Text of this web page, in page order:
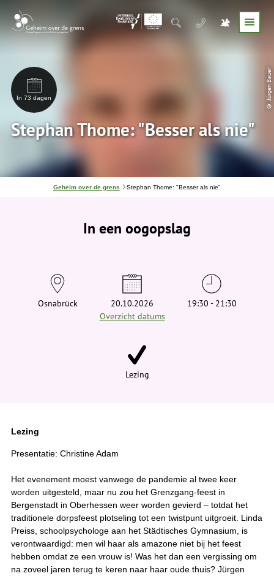
© Jürgen Bauer
In 73 dagen
Stephan Thome: "Besser als nie"
J
e
h
e
Geheim over de grens Stephan Thome: "Besser als nie"
In een oogopslag
Osnabrück
20.10.2026
Overzicht datums
19:30 - 21:30
Lezing
Lezing
Presentatie: Christine Adam
Het evenement moest vanwege de pandemie al twee keer
worden uitgesteld, maar nu zou het Grenzgang-feest in
Bergenstadt in Oberhessen weer worden gevierd – totdat het
traditionele dorpsfeest plotseling tot een twistpunt uitgroeit. Linda
Preiss, schoolpsychologe aan het Städtisches Gymnasium, is
verontwaardigd: men wil haar als amazone niet bij het feest
hebben omdat ze een vrouw is! Was het dan een vergissing om
na zoveel jaren terug te keren naar haar oude thuis? Jürgen